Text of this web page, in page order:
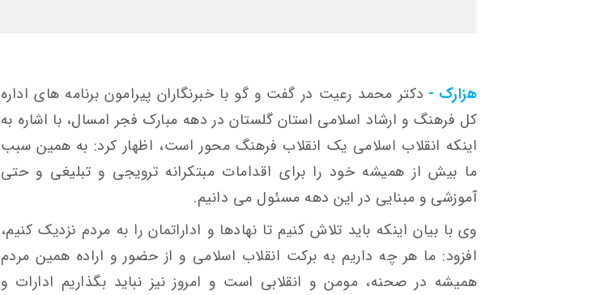
هزارک - دکتر محمد رعیت در گفت و گو با خبرنگاران پیرامون برنامه های اداره
کل فرهنگ و ارشاد اسلامی استان گلستان در دهه مبارک فجر امسال، با اشاره به
اینکه انقلاب اسلامی یک انقلاب فرهنگ محور است، اظهار کرد: به همین سبب
ما بیش از همیشه خود را برای اقدامات مبتکرانه ترویجی و تبلیغی و حتی
آموزشی و مبنایی در این دهه مسئول می دانیم.
وی با بیان اینکه باید تلاش کنیم تا نهادها و اداراتمان را به مردم نزدیک کنیم،
افزود: ما هر چه داریم به برکت انقلاب اسلامی و از حضور و اراده همین مردم
همیشه در صحنه، مومن و انقلابی است و امروز نیز نباید بگذاریم ادارات و